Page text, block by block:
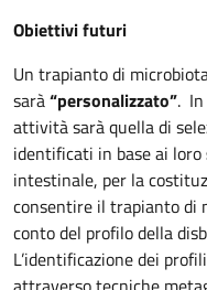
Obiettivi futuri
Un trapianto di
sarà“personalizzato”. In
attività sarà quella di
identificati in base ai loro
intestinale, per la
consentire il trapianto di
conto del profilo della
L’identificazione dei